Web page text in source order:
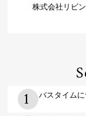
株式会社リビ
バスタイム